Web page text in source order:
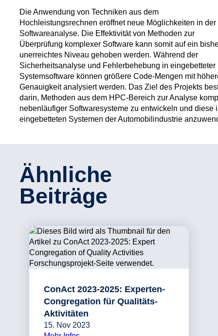
Die Anwendung von Techniken aus dem
Hochleistungsrechnen eröffnet neue Möglichkeiten in der
Softwareanalyse. Die Effektivität von Methoden zur
Überprüfung komplexer Software kann somit auf ein
unerreichtes Niveau gehoben werden. Während der
Sicherheitsanalyse und Fehlerbehebung in eingebetteter
Systemsoftware können größere Code-Mengen mit
Genauigkeit analysiert werden. Das Ziel des Projekts
darin, Methoden aus dem HPC-Bereich zur Analyse
nebenläufiger Softwaresysteme zu entwickeln und diese
eingebetteten Systemen der Automobilindustrie
Ähnliche
Beiträge
ConAct 2023-2025: Experten-
Congregation für Qualitäts-
Aktivitäten
15. Nov 2023